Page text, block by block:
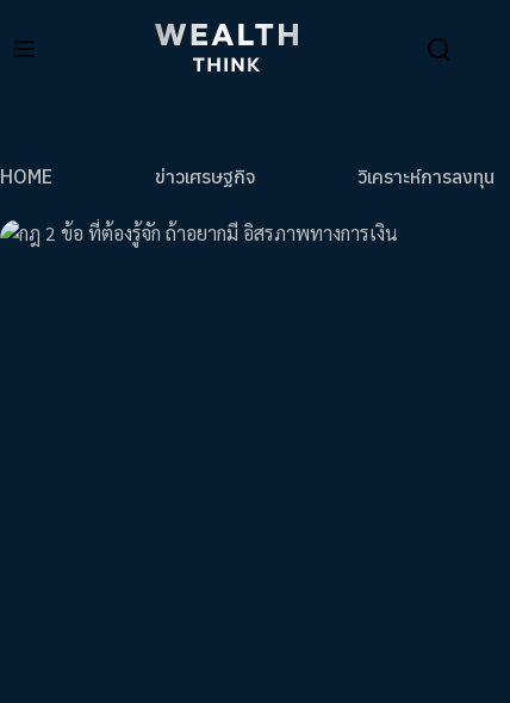
HOME ข่าวเศรษฐกิจ วิเคราะห์การลงทุน